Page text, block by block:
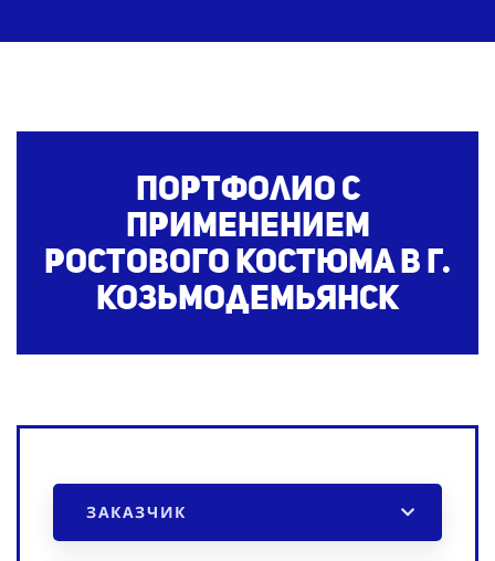
Портфолио с
применением
ростового костюмав г.
Козьмодемьянск
ЗАКАЗЧИК